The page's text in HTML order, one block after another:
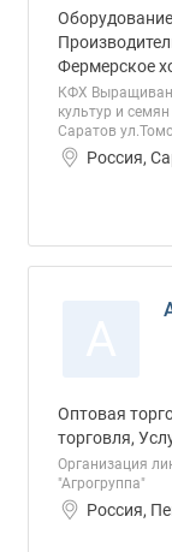
Фермерское
КФХ
культур и
Саратов
Россия,
Оптовая
торговля,
Организация
"Агрогруппа"
Россия,